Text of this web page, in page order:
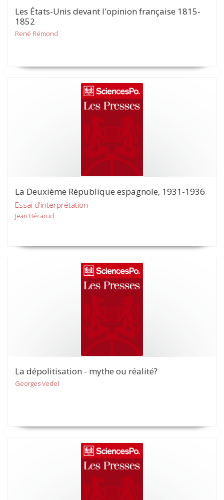
Les États-Unis devant l'opinion française 1815-
1852
René Rémond
La Deuxième République espagnole, 1931-1936
Essai d'interprétation
Jean Bécarud
La dépolitisation - mythe ou réalité?
Georges Vedel